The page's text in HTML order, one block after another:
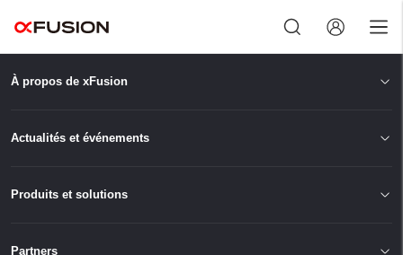
À propos de xFusion
Actualités et événements
Produits et solutions
Partners